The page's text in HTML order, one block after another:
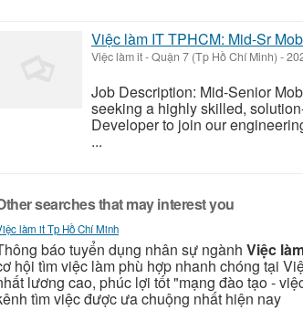
Việc làm IT TPHCM: Mid-Sr
Việc làm it-Quận 7 (Tp Hồ Chí Minh) -
Job Description: Mid-Senior
seeking a highly skilled,
Developer to join our
...
searches that may interest you
làm it Tp Hồ Chí Minh
báo tuyển dụng nhân sự ngành Việc
hội tìm việc làm phù hợp nhanh chóng tại
lương cao, phúc lợi tốt "mạng đào tạo -
tìm việc được ưa chuộng nhất hiện nay